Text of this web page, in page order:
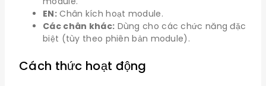
EN:Chân kích hoạt module.
Các chân khác: Dùng cho các chức năng đặc
biệt (tùy theo phiên bản module).
Cách thức hoạt động